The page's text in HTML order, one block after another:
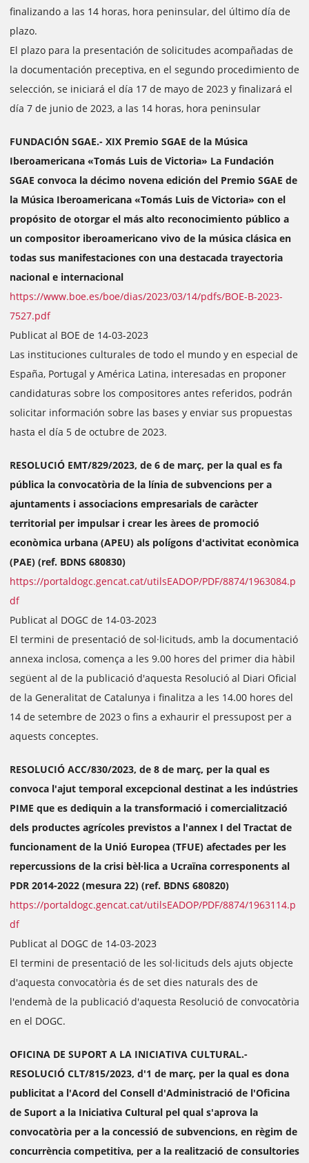
finalizando a las 14 horas, hora peninsular, del último día de
plazo.
El plazo para la presentación de solicitudes acompañadas de
la documentación preceptiva, en el segundo procedimiento de
selección, se iniciará el día 17 de mayo de 2023 y finalizará el
día 7 de junio de 2023, a las 14 horas, hora peninsular
FUNDACIÓN SGAE.- XIX Premio SGAE de la Música
Iberoamericana «Tomás Luis de Victoria» La Fundación
SGAE convoca la décimo novena edición del Premio SGAE de
la Música Iberoamericana «Tomás Luis de Victoria» con el
propósito de otorgar el más alto reconocimiento público a
un compositor iberoamericano vivo de la música clásica en
todas sus manifestaciones con una destacada trayectoria
nacional e internacional
https://www.boe.es/boe/dias/2023/03/14/pdfs/BOE-B-2023-
7527.pdf
Publicat al BOE de 14-03-2023
Las instituciones culturales de todo el mundo y en especial de
España, Portugal y América Latina, interesadas en proponer
candidaturas sobre los compositores antes referidos, podrán
solicitar información sobre las bases y enviar sus propuestas
hasta el día 5 de octubre de 2023.
RESOLUCIÓ EMT/829/2023, de 6 de març, per la qual es fa
pública la convocatòria de la línia de subvencions per a
ajuntaments i associacions empresarials de caràcter
territorial per impulsar i crear les àrees de promoció
econòmica urbana (APEU) als polígons d'activitat econòmica
(PAE) (ref. BDNS 680830)
https://portaldogc.gencat.cat/utilsEADOP/PDF/8874/1963084.p
df
Publicat al DOGC de 14-03-2023
El termini de presentació de sol·licituds, amb la documentació
annexa inclosa, comença a les 9.00 hores del primer dia hàbil
següent al de la publicació d'aquesta Resolució al Diari Oficial
de la Generalitat de Catalunya i finalitza a les 14.00 hores del
14 de setembre de 2023 o fins a exhaurir el pressupost per a
aquests conceptes.
RESOLUCIÓ ACC/830/2023, de 8 de març, per la qual es
convoca l'ajut temporal excepcional destinat a les indústries
PIME que es dediquin a la transformació i comercialització
dels productes agrícoles previstos a l'annex I del Tractat de
funcionament de la Unió Europea (TFUE) afectades per les
repercussions de la crisi bèl·lica a Ucraïna corresponents al
PDR 2014-2022 (mesura 22) (ref. BDNS 680820)
https://portaldogc.gencat.cat/utilsEADOP/PDF/8874/1963114.p
df
Publicat al DOGC de 14-03-2023
El termini de presentació de les sol·licituds dels ajuts objecte
d'aquesta convocatòria és de set dies naturals des de
l'endemà de la publicació d'aquesta Resolució de convocatòria
en el DOGC.
OFICINA DE SUPORT A LA INICIATIVA CULTURAL.-
RESOLUCIÓ CLT/815/2023, d'1 de març, per la qual es dona
publicitat a l'Acord del Consell d'Administració de l'Oficina
de Suport a la Iniciativa Cultural pel qual s'aprova la
convocatòria per a la concessió de subvencions, en règim de
concurrència competitiva, per a la realització de consultories